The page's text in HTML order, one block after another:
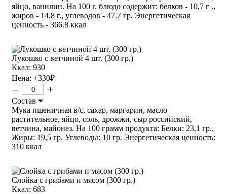
яйцо, ванилин. На 100 г. блюдо содержит: белков - 10,7 г .,
жиров - 14,8 г., углеводов - 47.7 гр. Энергетическая
ценность - 366.8 ккал
Лукошко с ветчиной 4 шт. (300 гр.)
Ккал: 930
Цена: +330₽
– +
Состав
Мука пшеничная в/с, сахар, маргарин, масло
растительное, яйцо, соль, дрожжи, сыр российский,
ветчина, майонез. На 100 грамм продукта: Белки: 23,1 гр.,
Жиры: 19,5 гр. Углеводы: 10 гр. Энергетическая ценность:
310 ккал
Слойка с грибами и мясом (300 гр.)
Ккал: 683